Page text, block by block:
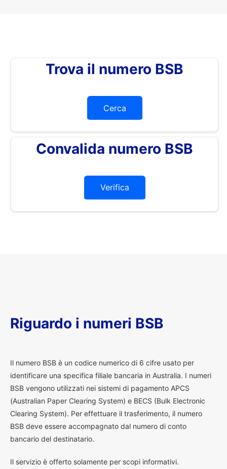
Trova il numero BSB
Cerca
Convalida numero BSB
Verifica
Riguardo i numeri BSB
Il numero BSB è un codice numerico di 6 cifre usato per
identificare una specifica filiale bancaria in Australia. I numeri
BSB vengono utilizzati nei sistemi di pagamento APCS
(Australian Paper Clearing System) e BECS (Bulk Electronic
Clearing System). Per effettuare il trasferimento, il numero
BSB deve essere accompagnato dal numero di conto
bancario del destinatario.
Il servizio è offerto solamente per scopi informativi.